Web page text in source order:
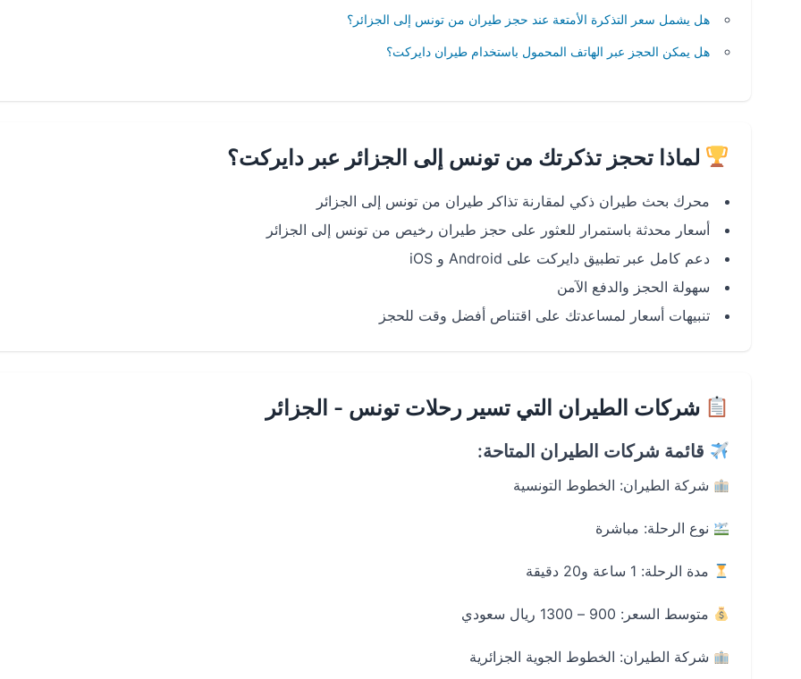
هل يشمل سعر التذكرة الأمتعة عند حجز طيران من تونس إلى الجزائر؟
هل يمكن الحجز عبر الهاتف المحمول باستخدام طيران دايركت؟
لماذا تحجز تذكرتك من تونس إلى الجزائر عبر دايركت؟
محرك بحث طيران ذكي لمقارنة تذاكر طيران من تونس إلى الجزائر
أسعار محدثة باستمرار للعثور على حجز طيران رخيص من تونس إلى الجزائر
دعم كامل عبر تطبيق دايركت على Android و iOS
سهولة الحجز والدفع الآمن
تنبيهات أسعار لمساعدتك على اقتناص أفضل وقت للحجز
شركات الطيران التي تسير رحلات تونس - الجزائر
قائمة شركات الطيران المتاحة:
شركة الطيران: الخطوط التونسية
نوع الرحلة: مباشرة
مدة الرحلة: 1 ساعة و20 دقيقة
متوسط السعر: 900 – 1300 ريال سعودي
شركة الطيران: الخطوط الجوية الجزائرية